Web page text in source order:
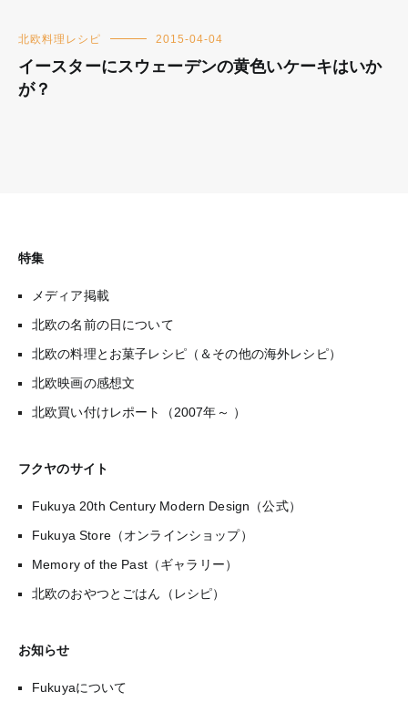
北欧料理レシピ 2015-04-04
イースターにスウェーデンの黄色いケーキはいか
が？
特集
メディア掲載
北欧の名前の日について
北欧の料理とお菓子レシピ（＆その他の海外レシピ）
北欧映画の感想文
北欧買い付けレポート（2007年～ ）
フクヤのサイト
Fukuya 20th Century Modern Design（公式）
Fukuya Store（オンラインショップ）
Memory of the Past（ギャラリー）
北欧のおやつとごはん（レシピ）
お知らせ
Fukuyaについて